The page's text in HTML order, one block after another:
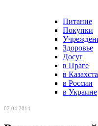
Питание
Покупки
Здоровье
Досуг
в Праге
в
в России
в Украине
02.04.2014